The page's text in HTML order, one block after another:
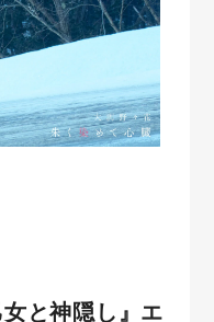
と神隠し』エ